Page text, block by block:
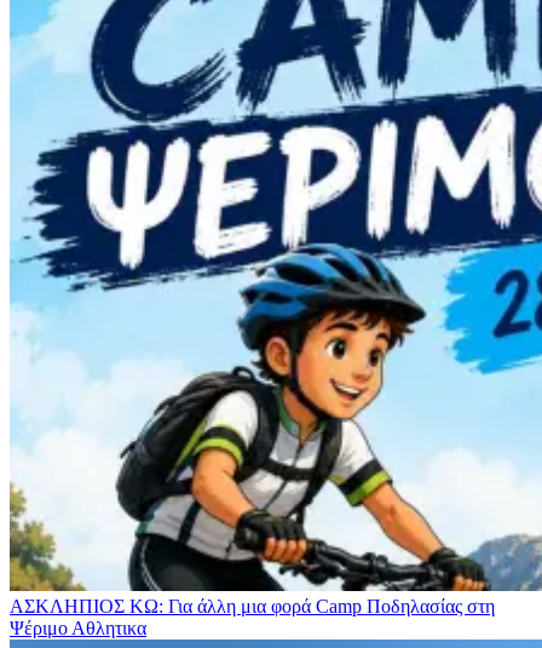
ΑΣΚΛΗΠΙΟΣ ΚΩ: Για άλλη μια φορά Camp Ποδηλασίας στη
Ψέριμο Αθλητικα